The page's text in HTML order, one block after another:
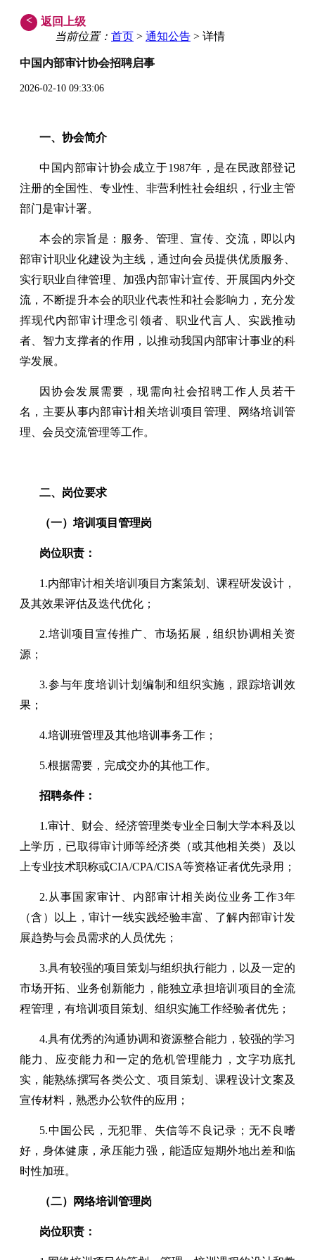
<
返回上级
当前位置： 首页 > 通知公告 > 详情
中国内部审计协会招聘启事
2026-02-10 09:33:06
一、协会简介
中国内部审计协会成立于1987年，是在民政部登记
注册的全国性、专业性、非营利性社会组织，行业主管
部门是审计署。
本会的宗旨是：服务、管理、宣传、交流，即以内
部审计职业化建设为主线，通过向会员提供优质服务、
实行职业自律管理、加强内部审计宣传、开展国内外交
流，不断提升本会的职业代表性和社会影响力，充分发
挥现代内部审计理念引领者、职业代言人、实践推动
者、智力支撑者的作用，以推动我国内部审计事业的科
学发展。
因协会发展需要，现需向社会招聘工作人员若干
名，主要从事内部审计相关培训项目管理、网络培训管
理、会员交流管理等工作。
二、岗位要求
（一）培训项目管理岗
岗位职责：
1.内部审计相关培训项目方案策划、课程研发设计，
及其效果评估及迭代优化；
2.培训项目宣传推广、市场拓展，组织协调相关资
源；
3.参与年度培训计划编制和组织实施，跟踪培训效
果；
4.培训班管理及其他培训事务工作；
5.根据需要，完成交办的其他工作。
招聘条件：
1.审计、财会、经济管理类专业全日制大学本科及以
上学历，已取得审计师等经济类（或其他相关类）及以
上专业技术职称或CIA/CPA/CISA等资格证者优先录用；
2.从事国家审计、内部审计相关岗位业务工作3年
（含）以上，审计一线实践经验丰富、了解内部审计发
展趋势与会员需求的人员优先；
3.具有较强的项目策划与组织执行能力，以及一定的
市场开拓、业务创新能力，能独立承担培训项目的全流
程管理，有培训项目策划、组织实施工作经验者优先；
4.具有优秀的沟通协调和资源整合能力，较强的学习
能力、应变能力和一定的危机管理能力，文字功底扎
实，能熟练撰写各类公文、项目策划、课程设计文案及
宣传材料，熟悉办公软件的应用；
5.中国公民，无犯罪、失信等不良记录；无不良嗜
好，身体健康，承压能力强，能适应短期外地出差和临
时性加班。
（二）网络培训管理岗
岗位职责：